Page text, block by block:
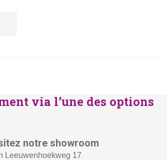
via l’une des options
notre showroom
Leeuwenhoekweg 17